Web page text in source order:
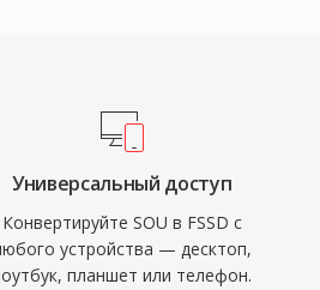
Универсальный доступ
Конвертируйте SOU в FSSD с
устройства — десктоп,
планшет или телефон.